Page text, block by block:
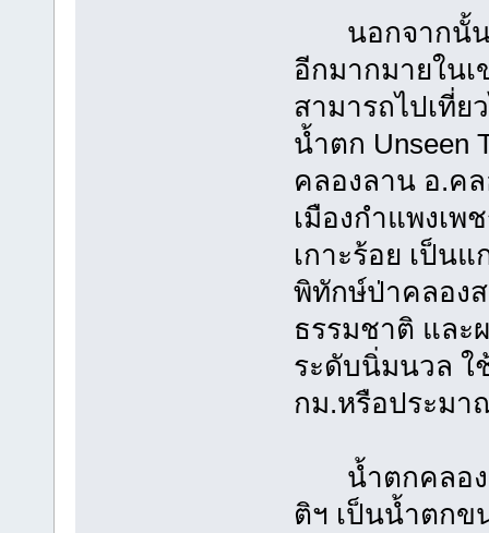
นอกจากนั้น จั
อีกมากมายในเ
สามารถไปเที่ย
น้ำตก Unseen
คลองลาน อ.ค
เมืองกำแพงเพ
เกาะร้อย เป็
พิทักษ์ป่าคลอง
ธรรมชาติ และ
ระดับนิ่มนวล ใ
กม.หรือประมา
น้ำตกคลอง
ติฯ เป็นน้ำตกข